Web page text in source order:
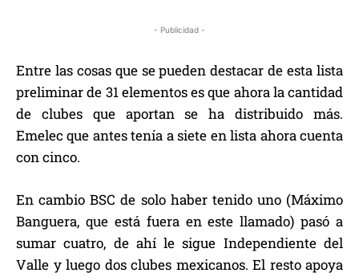
- Publicidad -
Entre las cosas que se pueden destacar de esta lista
preliminar de 31 elementos es que ahora la cantidad
de clubes que aportan se ha distribuido más.
Emelec que antes tenía a siete en lista ahora cuenta
con cinco.
En cambio BSC de solo haber tenido uno (Máximo
Banguera, que está fuera en este llamado) pasó a
sumar cuatro, de ahí le sigue Independiente del
Valle y luego dos clubes mexicanos. El resto apoya